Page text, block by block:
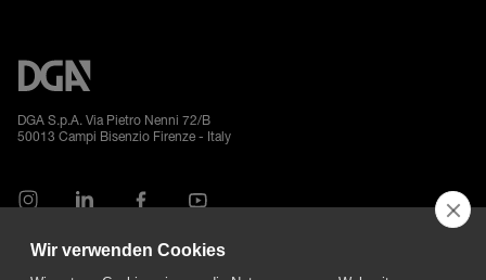
DGA S.p.A. Via Pietro Nenni 72/B
50013 Campi Bisenzio Firenze - Italy
Wir verwenden Cookies